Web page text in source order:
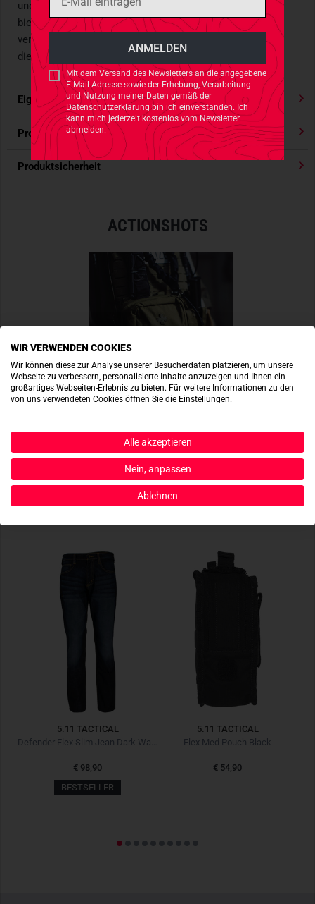
Mit dem Versand des Newsletters an die angegebene
E-Mail-Adresse sowie der Erhebung, Verarbeitung
und Nutzung meiner Daten gemäß der
Datenschutzerklärungbin ich einverstanden. Ich
kann mich jederzeit kostenlos vom Newsletter
abmelden.
und ihr Nutzen stets klar erkenntlich. 2 innere Netzfächer
bieten Raum um das wichtigste Zubehör griffbereit zu
verstauen und zu ordnen. Das kräftige
500D macht
diese Tasche langlebig und äußerst strapaziehrfähig.
Eigenschaften
Produktbewertungen
Produktsicherheit
ACTIONSHOTS
JETZT BEREITSTELLEN
5.11 TACTICAL
Defender Flex Slim Jean Dark Wash Indigo
€ 98,90
BESTSELLER
5.11 TACTICAL
Flex Med Pouch Black
€ 54,90
WIR VERWENDEN COOKIES
Wir können diese zur Analyse unserer Besucherdaten platzieren, um unsere
Webseite zu verbessern, personalisierte Inhalte anzuzeigen und Ihnen ein
großartiges Webseiten-Erlebnis zu bieten. Für weitere Informationen zu den
von uns verwendeten Cookies öffnen Sie die Einstellungen.
Alle akzeptieren
Nein, anpassen
Ablehnen